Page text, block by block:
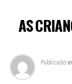
AS
Publicado